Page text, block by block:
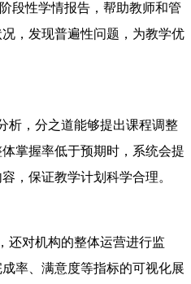
性学情报告，帮助教师和管
，发现普遍性问题，为教学优
，分之道能够提出课程调整
掌握率低于预期时，系统会提
，保证教学计划科学合理。
对机构的整体运营进行监
率、满意度等指标的可视化展